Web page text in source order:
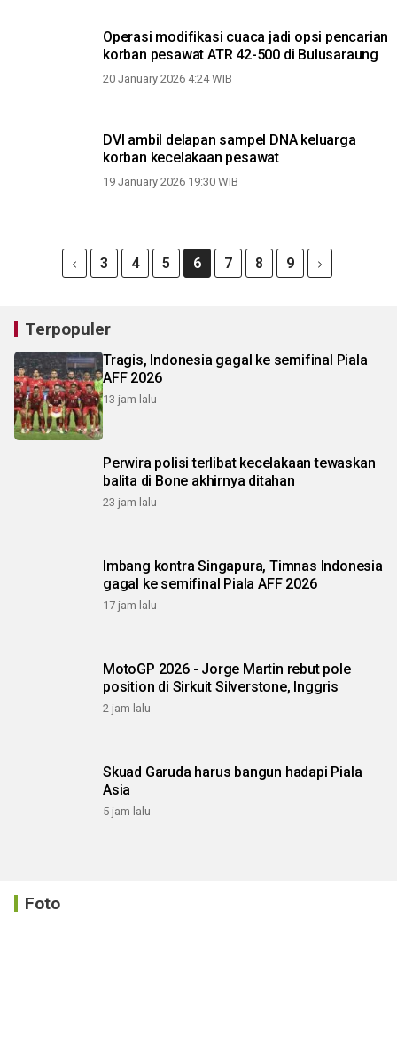
Operasi modifikasi cuaca jadi opsi pencarian
korban pesawat ATR 42-500 di Bulusaraung
20 January 2026 4:24 WIB
DVI ambil delapan sampel DNA keluarga
korban kecelakaan pesawat
19 January 2026 19:30 WIB
3 4 5 6 7 8 9
Terpopuler
Tragis, Indonesia gagal ke semifinal Piala
AFF 2026
13 jam lalu
Perwira polisi terlibat kecelakaan tewaskan
balita di Bone akhirnya ditahan
23 jam lalu
Imbang kontra Singapura, Timnas Indonesia
gagal ke semifinal Piala AFF 2026
17 jam lalu
MotoGP 2026 - Jorge Martin rebut pole
position di Sirkuit Silverstone, Inggris
2 jam lalu
Skuad Garuda harus bangun hadapi Piala
Asia
5 jam lalu
Foto